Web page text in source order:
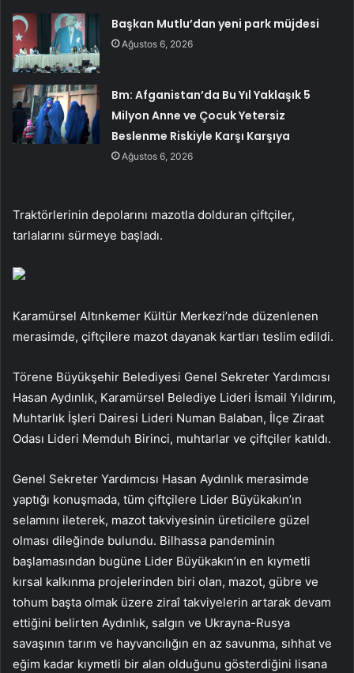
Başkan Mutlu’dan yeni park müjdesi
Ağustos 6, 2026
Bm: Afganistan’da Bu Yıl Yaklaşık 5
Milyon Anne ve Çocuk Yetersiz
Beslenme Riskiyle Karşı Karşıya
Ağustos 6, 2026
Traktörlerinin depolarını mazotla dolduran çiftçiler,
tarlalarını sürmeye başladı.
Karamürsel Altınkemer Kültür Merkezi’nde düzenlenen
merasimde, çiftçilere mazot dayanak kartları teslim edildi.
Törene Büyükşehir Belediyesi Genel Sekreter Yardımcısı
Hasan Aydınlık, Karamürsel Belediye Lideri İsmail Yıldırım,
Muhtarlık İşleri Dairesi Lideri Numan Balaban, İlçe Ziraat
Odası Lideri Memduh Birinci, muhtarlar ve çiftçiler katıldı.
Genel Sekreter Yardımcısı Hasan Aydınlık merasimde
yaptığı konuşmada, tüm çiftçilere Lider Büyükakın’ın
selamını ileterek, mazot takviyesinin üreticilere güzel
olması dileğinde bulundu. Bilhassa pandeminin
başlamasından bugüne Lider Büyükakın’ın en kıymetli
kırsal kalkınma projelerinden biri olan, mazot, gübre ve
tohum başta olmak üzere ziraî takviyelerin artarak devam
ettiğini belirten Aydınlık, salgın ve Ukrayna-Rusya
savaşının tarım ve hayvancılığın en az savunma, sıhhat ve
eğim kadar kıymetli bir alan olduğunu gösterdiğini lisana